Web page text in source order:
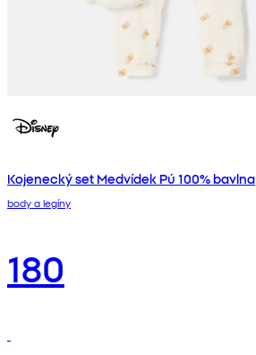
Kojenecký set Medvídek Pú 100% bavlna
body a legíny
180